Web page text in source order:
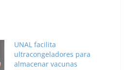
UNAL facilita
ultracongeladores para
almacenar vacunas